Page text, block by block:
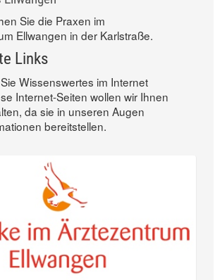
Sie die Praxen im
Ellwangen in der Karlstraße.
Links
Wissenswertes im Internet
Internet-Seiten wollen wir Ihnen
da sie in unseren Augen
bereitstellen.